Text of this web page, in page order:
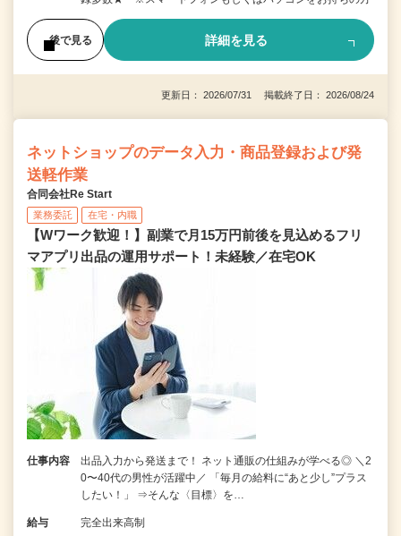
後で見る 詳細を見る
更新日： 2026/07/31 掲載終了日： 2026/08/24
ネットショップのデータ入力・商品登録および発
送軽作業
合同会社Re Start
業務委託 在宅・内職
【Wワーク歓迎！】副業で月15万円前後を見込めるフリ
マアプリ出品の運用サポート！未経験／在宅OK
仕事内容
出品入力から発送まで！ ネット通販の仕組みが学べる◎ ＼2
0〜40代の男性が活躍中／ 「毎月の給料に“あと少し”プラス
したい！」 ⇒そんな〈目標〉を…
給与 完全出来高制